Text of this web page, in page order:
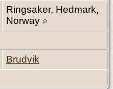
Ringsaker, Hedmark,
Norway
Brudvik